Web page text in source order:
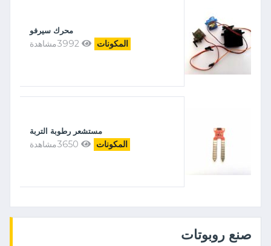
محرك سيرفو
المكونات
مستشعر رطوبة التربة
المكونات
صنع روبوتات